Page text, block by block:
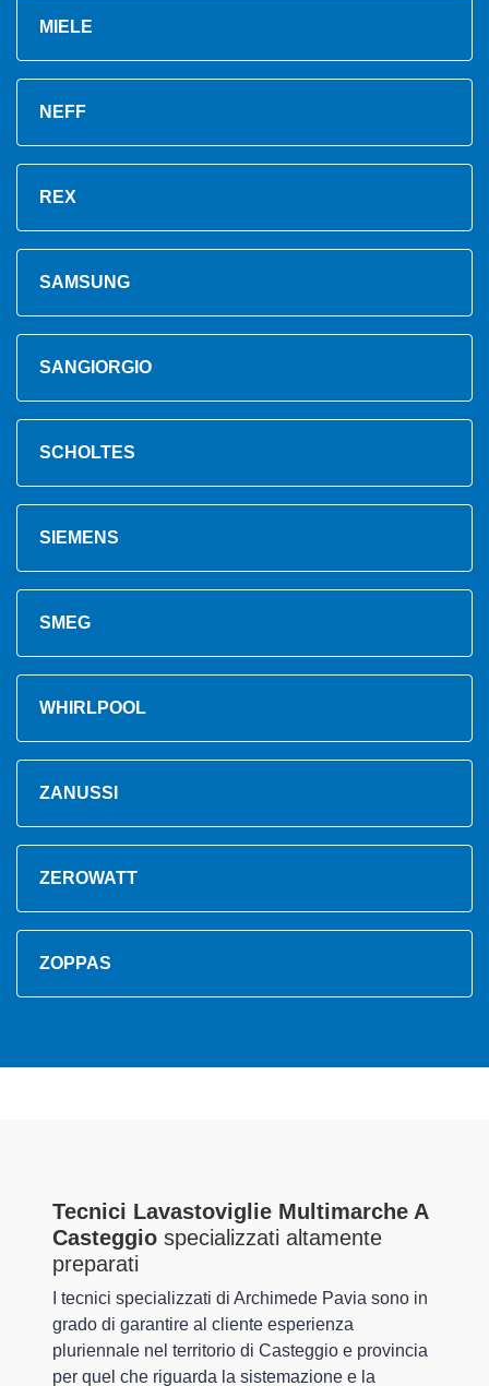
MIELE
NEFF
REX
SAMSUNG
SANGIORGIO
SCHOLTES
SIEMENS
SMEG
WHIRLPOOL
ZANUSSI
ZEROWATT
ZOPPAS
Tecnici Lavastoviglie Multimarche A
Casteggio specializzati altamente
preparati
I tecnici specializzati di Archimede Pavia sono in
grado di garantire al cliente esperienza
pluriennale nel territorio di Casteggio e provincia
per quel che riguarda la sistemazione e la